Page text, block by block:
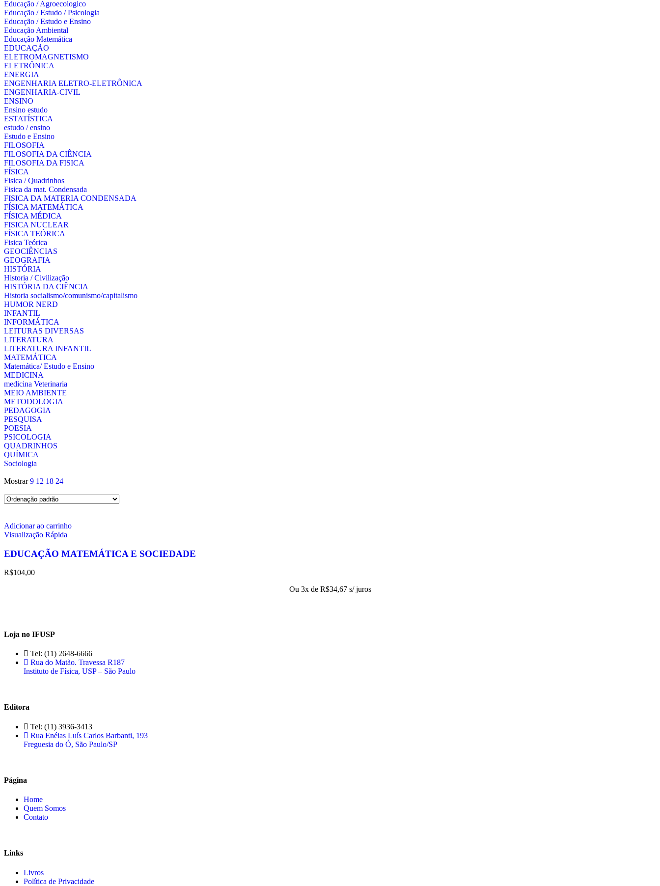
Educação / Agroecologico
Educação / Estudo / Psicologia
Educação / Estudo e Ensino
Educação Ambiental
Educação Matemática
EDUCAÇÃO
ELETROMAGNETISMO
ELETRÔNICA
ENERGIA
ENGENHARIA ELETRO-ELETRÔNICA
ENGENHARIA-CIVIL
ENSINO
Ensino estudo
ESTATÍSTICA
estudo / ensino
Estudo e Ensino
FILOSOFIA
FILOSOFIA DA CIÊNCIA
FILOSOFIA DA FISICA
FÍSICA
Fisica / Quadrinhos
Fisica da mat. Condensada
FISICA DA MATERIA CONDENSADA
FÍSICA MATEMÁTICA
FÍSICA MÉDICA
FISICA NUCLEAR
FÍSICA TEÓRICA
Fisica Teórica
GEOCIÊNCIAS
GEOGRAFIA
HISTÓRIA
Historia / Civilização
HISTÓRIA DA CIÊNCIA
Historia socialismo/comunismo/capitalismo
HUMOR NERD
INFANTIL
INFORMÁTICA
LEITURAS DIVERSAS
LITERATURA
LITERATURA INFANTIL
MATEMÁTICA
Matemática/ Estudo e Ensino
MEDICINA
medicina Veterinaria
MEIO AMBIENTE
METODOLOGIA
PEDAGOGIA
PESQUISA
POESIA
PSICOLOGIA
QUADRINHOS
QUÍMICA
Sociologia
Mostrar9 12 18 24
Adicionar ao carrinho
Visualização Rápida
EDUCAÇÃO MATEMÁTICA E SOCIEDADE
R$104,00
Ou 3x de R$34,67 s/ juros
Loja no IFUSP
Tel: (11) 2648-6666
Rua do Matão. Travessa R187
Instituto de Física, USP – São Paulo
Editora
Tel: (11) 3936-3413
Rua Enéias Luís Carlos Barbanti, 193
Freguesia do Ó, São Paulo/SP
Página
Home
Quem Somos
Contato
Links
Livros
Política de Privacidade